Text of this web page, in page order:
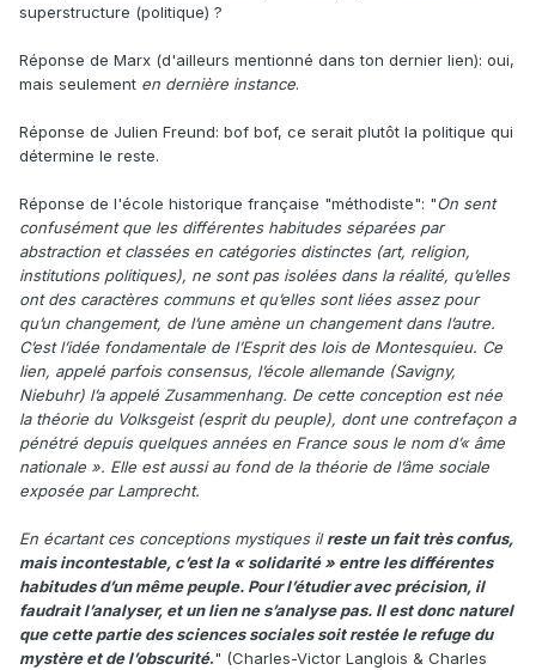
superstructure (politique) ?
Réponse de Marx (d'ailleurs mentionné dans ton dernier lien): oui,
mais seulement en dernière instance.
Réponse de Julien Freund: bof bof, ce serait plutôt la politique qui
détermine le reste.
Réponse de l'école historique française "méthodiste": "On sent
confusément que les différentes habitudes séparées par
abstraction et classées en catégories distinctes (art, religion,
institutions politiques), ne sont pas isolées dans la réalité, qu’elles
ont des caractères communs et qu’elles sont liées assez pour
qu’un changement, de l’une amène un changement dans l’autre.
C’est l’idée fondamentale de l’Esprit des lois de Montesquieu. Ce
lien, appelé parfois consensus, l’école allemande (Savigny,
Niebuhr) l’a appelé Zusammenhang. De cette conception est née
la théorie du Volksgeist (esprit du peuple), dont une contrefaçon a
pénétré depuis quelques années en France sous le nom d’« âme
nationale ». Elle est aussi au fond de la théorie de l’âme sociale
exposée par Lamprecht.
En écartant ces conceptions mystiques ilreste un fait très confus,
mais incontestable, c’est la « solidarité » entre les différentes
habitudes d’un même peuple. Pour l’étudier avec précision, il
faudrait l’analyser, et un lien ne s’analyse pas. Il est donc naturel
que cette partie des sciences sociales soit restée le refuge du
mystère et de l’obscurité." (Charles-Victor Langlois & Charles